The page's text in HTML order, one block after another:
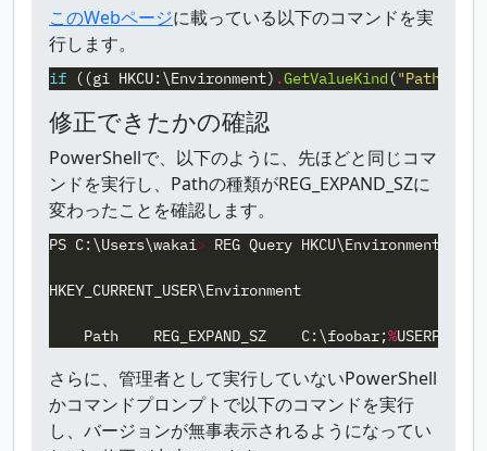
このWebページに載っている以下のコマンドを実
行します。
if ((gi HKCU:\Environment) .GetValueKind ("Path"
修正できたかの確認
PowerShellで、以下のように、先ほどと同じコマ
ンドを実行し、Pathの種類がREG_EXPAND_SZに
変わったことを確認します。
PS C:\Users\wakai> REG Query HKCU\Environment
HKEY_CURRENT_USER\Environment
Path REG_EXPAND_SZ C:\foobar;%
さらに、管理者として実行していないPowerShell
かコマンドプロンプトで以下のコマンドを実行
し、バージョンが無事表示されるようになってい